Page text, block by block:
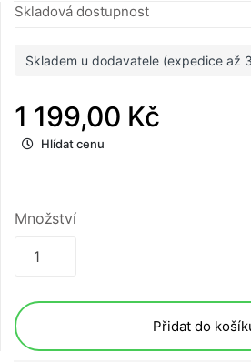
Skladová dostupnost
Skladem u dodavatele (expedice až
1 199,00 Kč
Hlídat cenu
Množství
Přidat do